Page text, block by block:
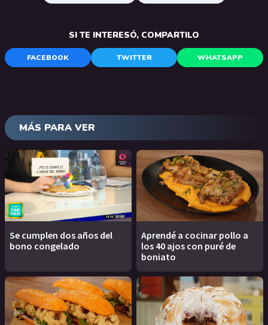
SI TE INTERESÓ, COMPARTILO
FACEBOOK TWITTER WHATSAPP
MÁS PARA VER
Se cumplen dos años del
bono congelado
Aprendé a cocinar pollo a
los 40 ajos con puré de
boniato